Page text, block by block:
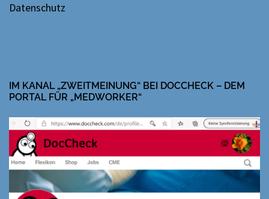
Datenschutz
IM KANAL „ZWEITMEINUNG“ BEI DOCCHECK – DEM
PORTAL FÜR „MEDWORKER“